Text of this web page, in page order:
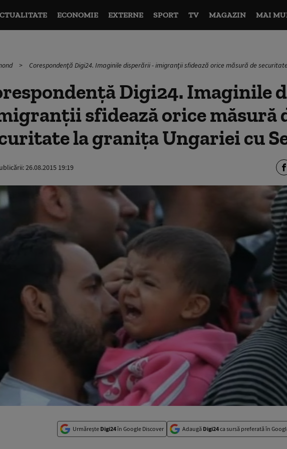
ECONOMIE EXTERNE SPORT TV MAGAZIN MAI
Corespondenţă Digi24. Imaginile disperării - imigranţii sfidează orice măsură de
Digi24. Imaginile
sfidează orice măsură
la graniţa Ungariei cu
26.08.2015 19:19
Urmărește Digi24în Google Discover Adaugă Digi24ca sursă preferată în